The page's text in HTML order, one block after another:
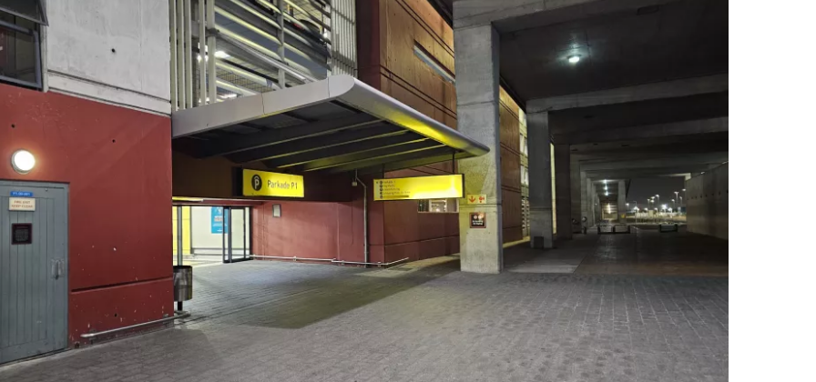
Poursuivre avec le courrier électronique